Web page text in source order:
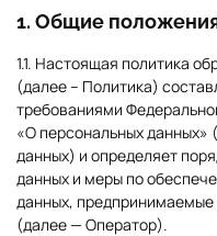
1. Общие
1.1. Настоящая политика
(далее – Политика)
требованиями
«О персональных данных»
данных) и определяет
данных и меры по
данных,
(далее — Оператор).